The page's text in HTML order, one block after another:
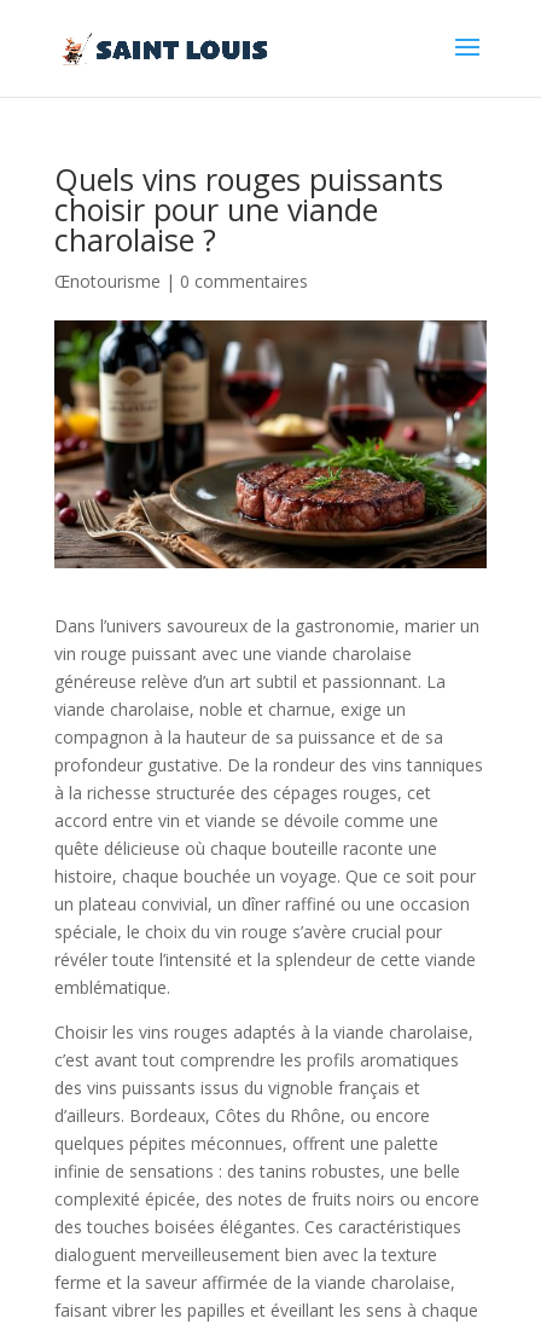
Quels vins rouges puissants
choisir pour une viande
charolaise ?
Œnotourisme | 0 commentaires
Dans l’univers savoureux de la gastronomie, marier un
vin rouge puissant avec une viande charolaise
généreuse relève d’un art subtil et passionnant. La
viande charolaise, noble et charnue, exige un
compagnon à la hauteur de sa puissance et de sa
profondeur gustative. De la rondeur des vins tanniques
à la richesse structurée des cépages rouges, cet
accord entre vin et viande se dévoile comme une
quête délicieuse où chaque bouteille raconte une
histoire, chaque bouchée un voyage. Que ce soit pour
un plateau convivial, un dîner raffiné ou une occasion
spéciale, le choix du vin rouge s’avère crucial pour
révéler toute l’intensité et la splendeur de cette viande
emblématique.
Choisir les vins rouges adaptés à la viande charolaise,
c’est avant tout comprendre les profils aromatiques
des vins puissants issus du vignoble français et
d’ailleurs. Bordeaux, Côtes du Rhône, ou encore
quelques pépites méconnues, offrent une palette
infinie de sensations : des tanins robustes, une belle
complexité épicée, des notes de fruits noirs ou encore
des touches boisées élégantes. Ces caractéristiques
dialoguent merveilleusement bien avec la texture
ferme et la saveur affirmée de la viande charolaise,
faisant vibrer les papilles et éveillant les sens à chaque